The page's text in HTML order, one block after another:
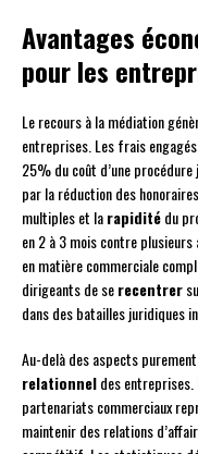
Avantages
pour les
Le recours à la médiation
entreprises. Les frais
25% du coût d’une
par la réduction des
multiples et larapiditédu
en 2 à 3 mois contre
en matière commerciale
dirigeants de serecentrer
dans des batailles juridiques
Au-delà des aspects
relationneldes entreprises.
partenariats commerciaux
maintenir des relations